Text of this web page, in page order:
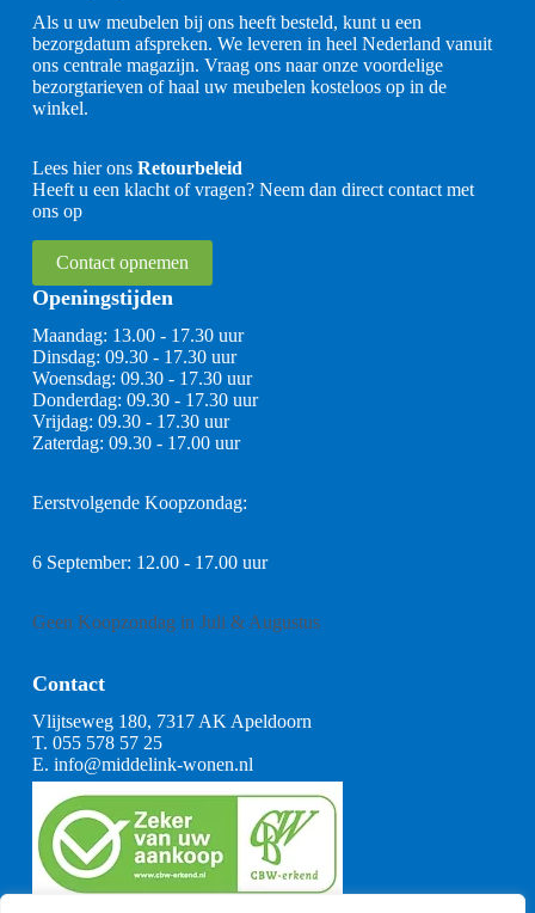
Als u uw meubelen bij ons heeft besteld, kunt u een
bezorgdatum afspreken. We leveren in heel Nederland vanuit
ons centrale magazijn. Vraag ons naar onze voordelige
bezorgtarieven of haal uw meubelen kosteloos op in de
winkel.
Lees hier ons Retourbeleid
Heeft u een klacht of vragen? Neem dan direct contact met
ons op
Contact opnemen
Openingstijden
Maandag: 13.00 - 17.30 uur
Dinsdag: 09.30 - 17.30 uur
Woensdag: 09.30 - 17.30 uur
Donderdag: 09.30 - 17.30 uur
Vrijdag: 09.30 - 17.30 uur
Zaterdag: 09.30 - 17.00 uur
Eerstvolgende Koopzondag:
6 September: 12.00 - 17.00 uur
Geen Koopzondag in Juli & Augustus
Contact
Vlijtseweg 180, 7317 AK Apeldoorn
T. 055 578 57 25
E. info@middelink-wonen.nl